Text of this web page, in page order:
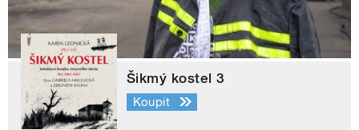
Šikmý kostel 3
Koupit